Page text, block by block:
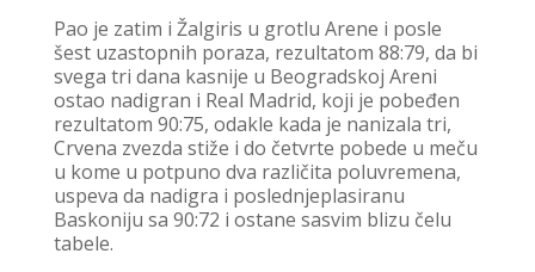
Pao je zatim i Žalgiris u grotlu Arene i posle
šest uzastopnih poraza, rezultatom 88:79, da bi
svega tri dana kasnije u Beogradskoj Areni
ostao nadigran i Real Madrid, koji je pobeđen
rezultatom 90:75, odakle kada je nanizala tri,
Crvena zvezda stiže i do četvrte pobede u meču
u kome u potpuno dva različita poluvremena,
uspeva da nadigra i poslednjeplasiranu
Baskoniju sa 90:72 i ostane sasvim blizu čelu
tabele.